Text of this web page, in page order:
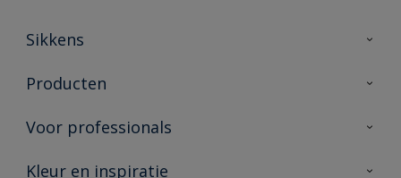
Sikkens
Over Sikkens
Duurzaamheid
Producten
Producten voor binnen
Vind je verkooppunt
Voor professionals
Advies & service
Kleur en inspiratie